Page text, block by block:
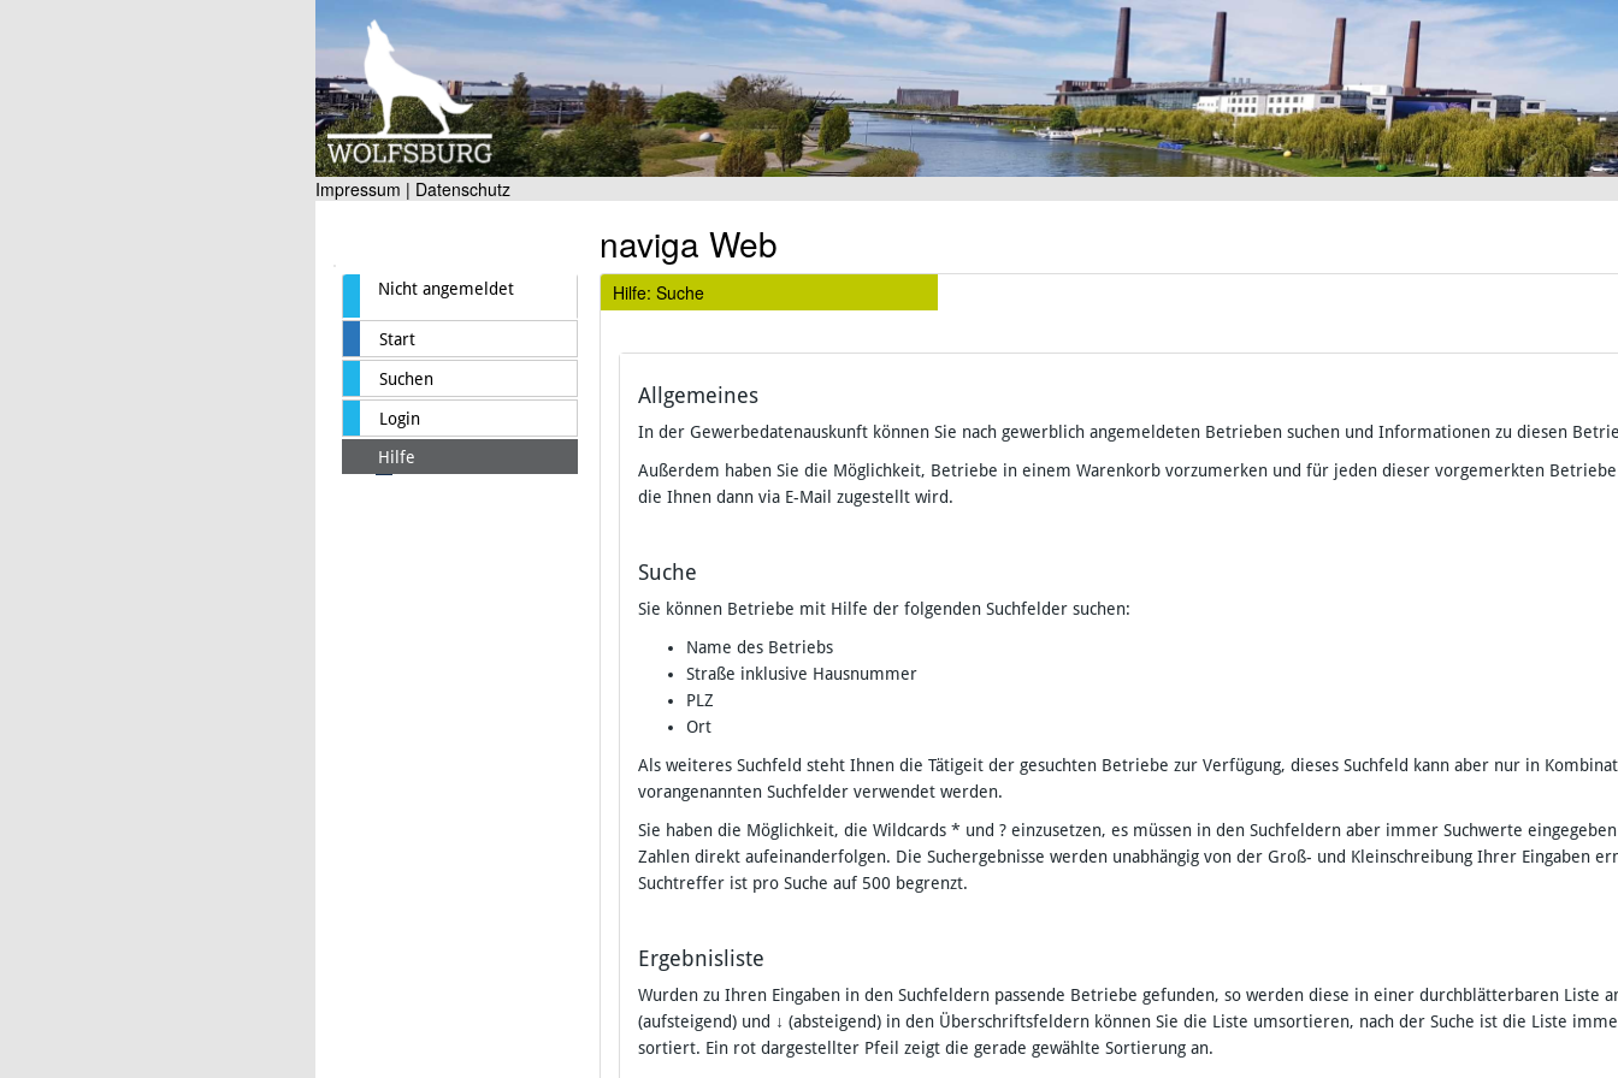
Impressum | Datenschutz
Nicht angemeldet
Start
Suchen
Login
Hilfe
naviga Web
Hilfe: Suche
Allgemeines
In der Gewerbedatenauskunft können Sie nach gewerblich angemeldeten Betrieben suchen und Informationen zu diesen
Außerdem haben Sie die Möglichkeit, Betriebe in einem Warenkorb vorzumerken und für jeden dieser vorgemerkten
die Ihnen dann via E-Mail zugestellt wird.
Suche
Sie können Betriebe mit Hilfe der folgenden Suchfelder suchen:
Name des Betriebs
Straße inklusive Hausnummer
PLZ
Ort
Als weiteres Suchfeld steht Ihnen die Tätigeit der gesuchten Betriebe zur Verfügung, dieses Suchfeld kann aber nur in
vorangenannten Suchfelder verwendet werden.
Sie haben die Möglichkeit, die Wildcards * und ? einzusetzen, es müssen in den Suchfeldern aber immer Suchwerte
Zahlen direkt aufeinanderfolgen. Die Suchergebnisse werden unabhängig von der Groß- und Kleinschreibung Ihrer Eingaben
Suchtreffer ist pro Suche auf 500 begrenzt.
Ergebnisliste
Wurden zu Ihren Eingaben in den Suchfeldern passende Betriebe gefunden, so werden diese in einer durchblätterbaren Liste
(aufsteigend) und ↓ (absteigend) in den Überschriftsfeldern können Sie die Liste umsortieren, nach der Suche ist die Liste
sortiert. Ein rot dargestellter Pfeil zeigt die gerade gewählte Sortierung an.